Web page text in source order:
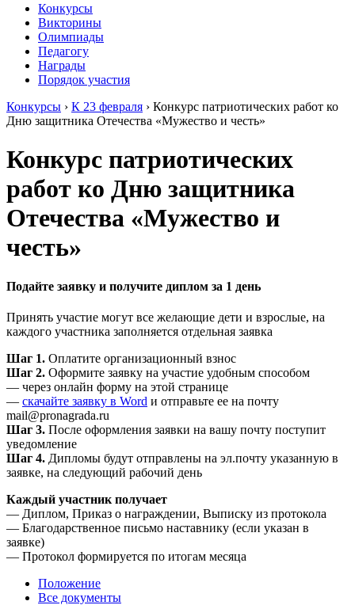
Конкурсы
Викторины
Олимпиады
Педагогу
Награды
Порядок участия
Конкурсы › К 23 февраля › Конкурс патриотических работ ко
Дню защитника Отечества «Мужество и честь»
Конкурс патриотических
работ ко Дню защитника
Отечества «Мужество и
честь»
Подайте заявку и получите диплом за 1 день
Принять участие могут все желающие дети и взрослые, на
каждого участника заполняется отдельная заявка
Шаг 1. Оплатите организационный взнос
Шаг 2. Оформите заявку на участие удобным способом
— через онлайн форму на этой странице
— скачайте заявку в Word и отправьте ее на почту
mail@pronagrada.ru
Шаг 3. После оформления заявки на вашу почту поступит
уведомление
Шаг 4. Дипломы будут отправлены на эл.почту указанную в
заявке, на следующий рабочий день
Каждый участник получает
— Диплом, Приказ о награждении, Выписку из протокола
— Благодарственное письмо наставнику (если указан в
заявке)
— Протокол формируется по итогам месяца
Положение
Все документы